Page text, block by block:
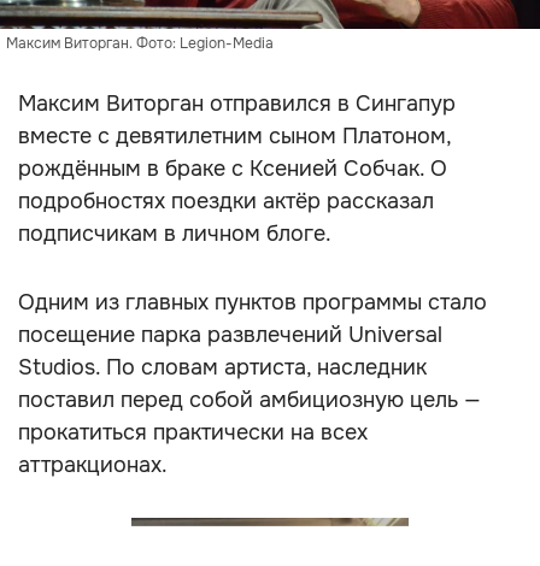
Максим Виторган. Фото: Legion-Media
Максим Виторган отправился в Сингапур
вместе с девятилетним сыном Платоном,
рождённым в браке с Ксенией Собчак. О
подробностях поездки актёр рассказал
подписчикам в личном блоге.
Одним из главных пунктов программы стало
посещение парка развлечений Universal
Studios. По словам артиста, наследник
поставил перед собой амбициозную цель —
прокатиться практически на всех
аттракционах.